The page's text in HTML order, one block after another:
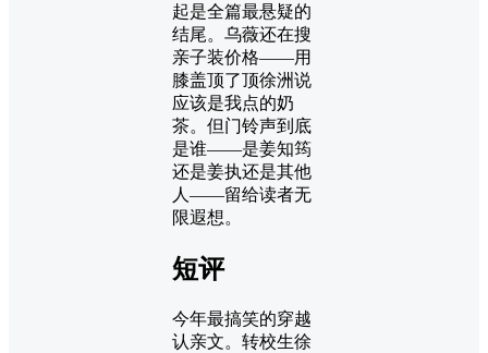
起是全篇最悬疑的
结尾。乌薇还在搜
亲子装价格——用
膝盖顶了顶徐洲说
应该是我点的奶
茶。但门铃声到底
是谁——是姜知筠
还是姜执还是其他
人——留给读者无
限遐想。
短评
今年最搞笑的穿越
认亲文。转校生徐